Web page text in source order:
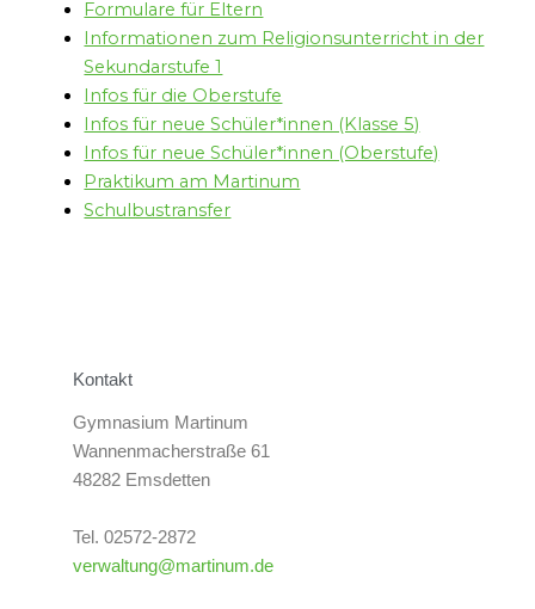
Formulare für Eltern
Informationen zum Religionsunterricht in der
Sekundarstufe 1
Infos für die Oberstufe
Infos für neue Schüler*innen (Klasse 5)
Infos für neue Schüler*innen (Oberstufe)
Praktikum am Martinum
Schulbustransfer
Kontakt
Gymnasium Martinum
Wannenmacherstraße 61
48282 Emsdetten
Tel. 02572-2872
verwaltung@martinum.de